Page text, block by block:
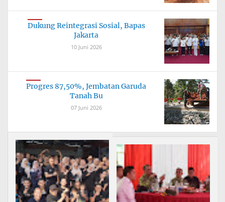
Dukung Reintegrasi Sosial, Bapas
Jakarta
10 Juni 2026
Progres 87,50%, Jembatan Garuda
Tanah Bu
07 Juni 2026